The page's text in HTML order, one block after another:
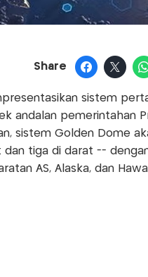
Share
sistem
andalan pemerintahan
sistem Golden Dome
tiga di darat -- dengan
AS, Alaska, dan